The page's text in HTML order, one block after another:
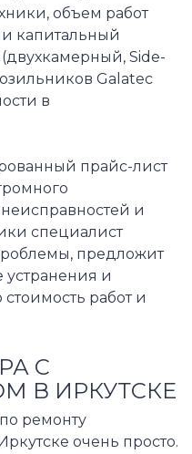
объем работ
капитальный
(двухкамерный, Side-
Galatec
в
прайс-лист
и
специалист
предложит
и
работ и
С
В ИРКУТСКЕ
ремонту
очень просто.